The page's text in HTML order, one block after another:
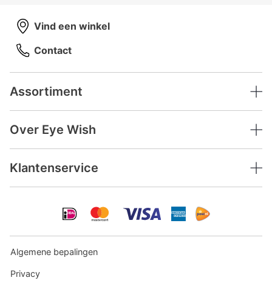
Assortiment
Over Eye Wish
Klantenservice
Vind een winkel
Contact
Algemene bepalingen
Privacy